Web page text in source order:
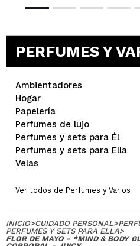
PERFUMES Y
Ambientadores
Hogar
Papelería
Perfumes de lujo
Perfumes y sets para Él
Perfumes y sets para Ella
Velas
Ver todos de Perfumes y Varios
INICIO>CUIDADO PERSONAL>
PERFUMES Y SETS PARA ELLA>
FLOR DE MAYO - *MIND & BODY